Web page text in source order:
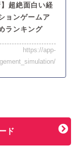
超絶面白い経
ョンゲームア
ランキング
https://app-
ド